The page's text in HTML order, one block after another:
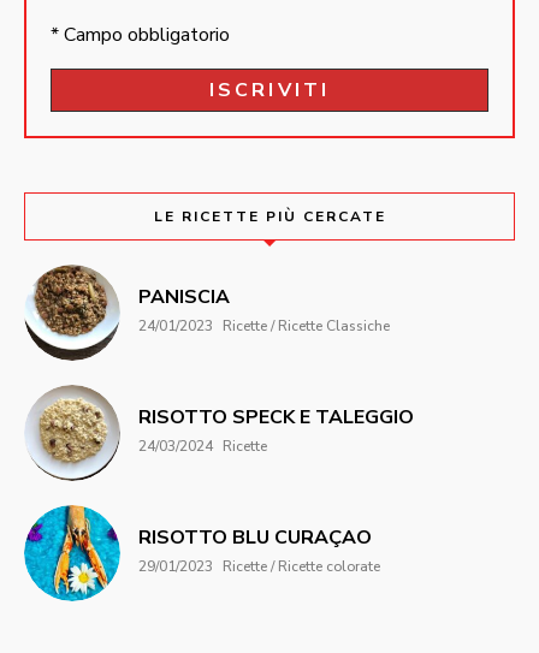
* Campo obbligatorio
LE RICETTE PIÙ CERCATE
PANISCIA
24/01/2023 Ricette / Ricette Classiche
RISOTTO SPECK E TALEGGIO
24/03/2024 Ricette
RISOTTO BLU CURAÇAO
29/01/2023 Ricette / Ricette colorate